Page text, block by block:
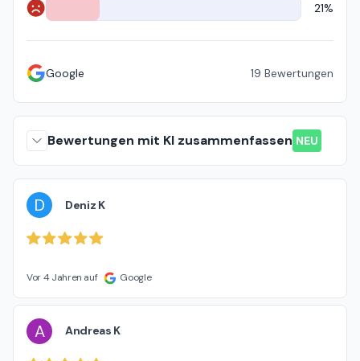
Negativ 21%
Google 19 Bewertungen
Bewertungen mit KI zusammenfassen NEU
D Deniz K
Vor 4 Jahren auf Google
A Andreas K